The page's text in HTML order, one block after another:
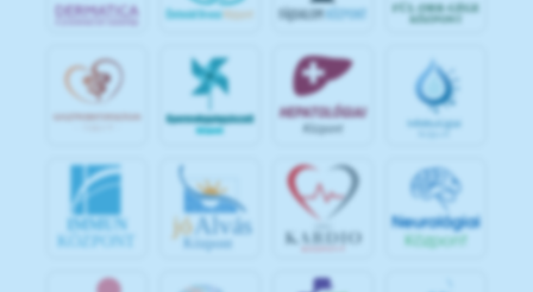
IMMUN
KÖZPONT
jó Alvás
Központ